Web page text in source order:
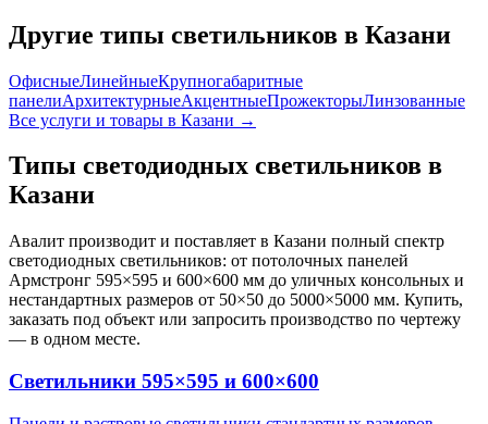
Другие типы светильников в Казани
ОфисныеЛинейныеКрупногабаритные
панелиАрхитектурныеАкцентныеПрожекторыЛинзованные
Все услуги и товары в Казани →
Типы светодиодных светильников в
Казани
Авалит производит и поставляет в Казани полный спектр
светодиодных светильников: от потолочных панелей
Армстронг 595×595 и 600×600 мм до уличных консольных и
нестандартных размеров от 50×50 до 5000×5000 мм. Купить,
заказать под объект или запросить производство по чертежу
— в одном месте.
Светильники 595×595 и 600×600